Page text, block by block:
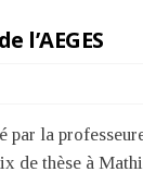
l’AEGES
par la
de thèse à